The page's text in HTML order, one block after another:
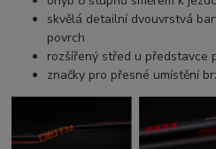
skvělá detailní dvouvrstvá
povrch
rozšířený střed u představce
značky pro přesné umístění